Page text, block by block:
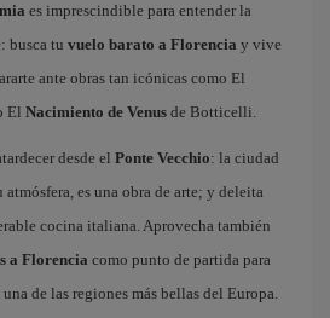
es imprescindible para entender la
busca tu vuelo barato a Florencia y vive
ante obras tan icónicas como El
El Nacimiento de Venus de Botticelli.
desde el Ponte Vecchio: la ciudad
atmósfera, es una obra de arte; y deleita
cocina italiana. Aprovecha también
a Florencia como punto de partida para
una de las regiones más bellas del Europa.